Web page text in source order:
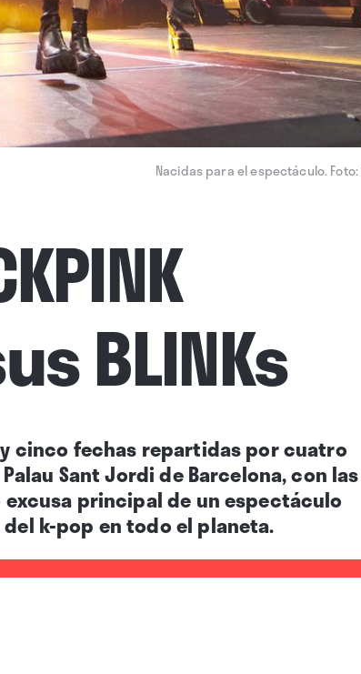
Nacidas para el espectáculo. Foto:
BLINKs
y cinco fechas repartidas por cuatro
Sant Jordi de Barcelona, con las
excusa principal de un espectáculo
k-pop en todo el planeta.